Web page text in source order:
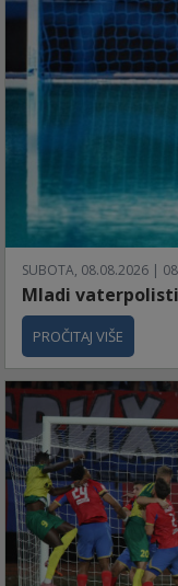
SUBOTA, 08.08.2026 |
Mladi
PROČITAJ VIŠE